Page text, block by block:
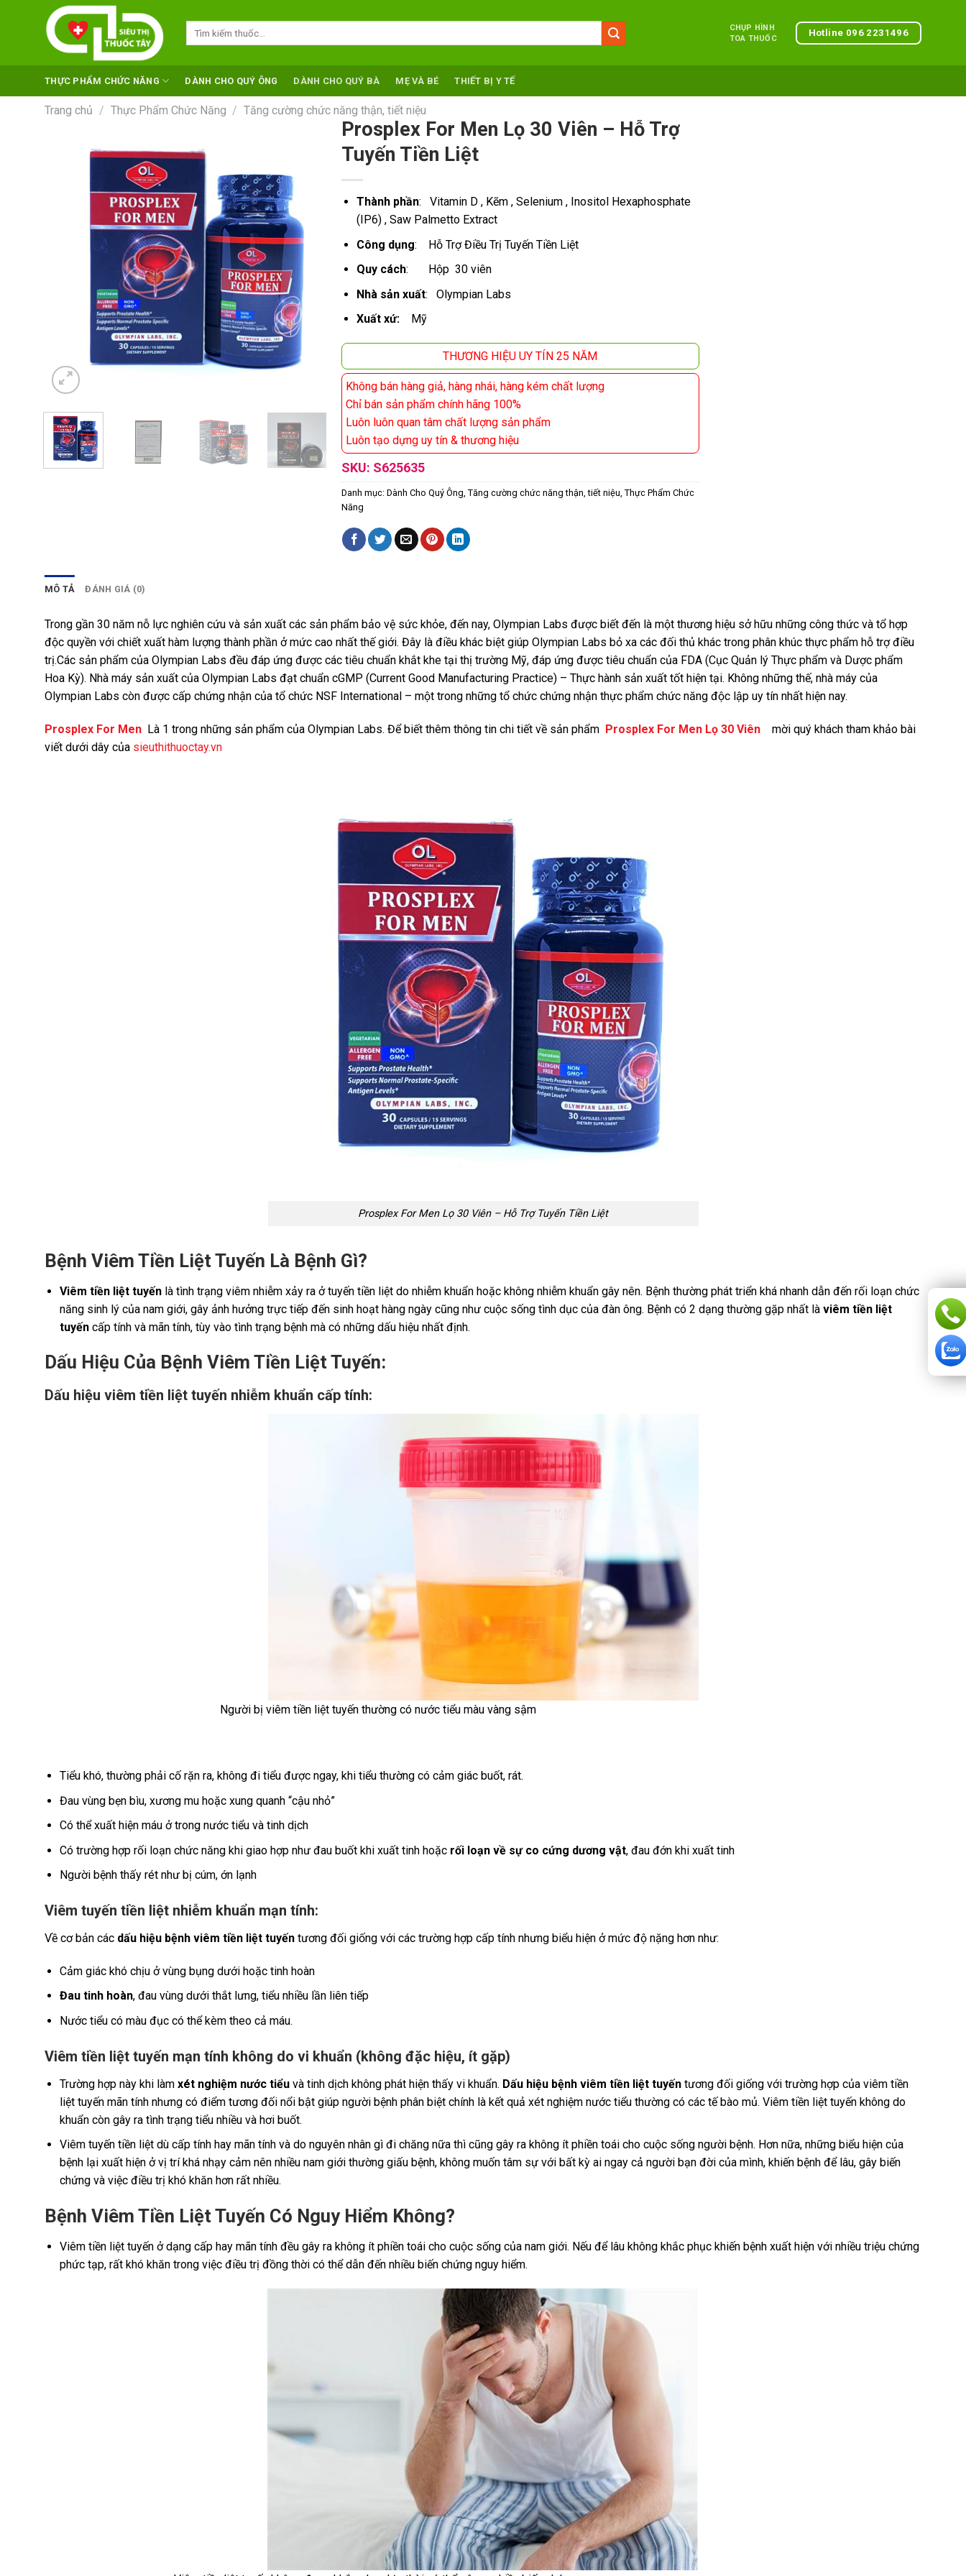
CHỤP HÌNH
TOA THUỐC
Hotline 096 2231496
THỰC PHẨM CHỨC NĂNG DÀNH CHO QUÝ ÔNG DÀNH CHO QUÝ BÀ MẸ VÀ BÉ THIẾT BỊ Y TẾ
Trang chủ / Thực Phẩm Chức Năng / Tăng cường chức năng thận, tiết niệu
Prosplex For Men Lọ 30 Viên – Hỗ Trợ
Tuyến Tiền Liệt
Thành phần: Vitamin D , Kẽm , Selenium , Inositol Hexaphosphate
(IP6) , Saw Palmetto Extract
Công dụng: Hỗ Trợ Điều Trị Tuyến Tiền Liệt
Quy cách: Hộp 30 viên
Nhà sản xuất: Olympian Labs
Xuất xứ:Mỹ
THƯƠNG HIỆU UY TÍN 25 NĂM
Không bán hàng giả, hàng nhái, hàng kém chất lượng
Chỉ bán sản phẩm chính hãng 100%
Luôn luôn quan tâm chất lượng sản phẩm
Luôn tạo dựng uy tín & thương hiệu
SKU: S625635
Danh mục: Dành Cho Quý Ông, Tăng cường chức năng thận, tiết niệu, Thực Phẩm Chức
Năng
MÔ TẢ ĐÁNH GIÁ (0)
Trong gần 30 năm nỗ lực nghiên cứu và sản xuất các sản phẩm bảo vệ sức khỏe, đến nay, Olympian Labs được biết đến là một thương hiệu sở hữu những công thức và tổ hợp
độc quyền với chiết xuất hàm lượng thành phần ở mức cao nhất thế giới. Đây là điều khác biệt giúp Olympian Labs bỏ xa các đối thủ khác trong phân khúc thực phẩm hỗ trợ điều
trị.Các sản phẩm của Olympian Labs đều đáp ứng được các tiêu chuẩn khắt khe tại thị trường Mỹ, đáp ứng được tiêu chuẩn của FDA (Cục Quản lý Thực phẩm và Dược phẩm
Hoa Kỳ). Nhà máy sản xuất của Olympian Labs đạt chuẩn cGMP (Current Good Manufacturing Practice) – Thực hành sản xuất tốt hiện tại. Không những thế, nhà máy của
Olympian Labs còn được cấp chứng nhận của tổ chức NSF International – một trong những tổ chức chứng nhận thực phẩm chức năng độc lập uy tín nhất hiện nay.
Prosplex For Men Là 1 trong những sản phẩm của Olympian Labs. Để biết thêm thông tin chi tiết về sản phẩm Prosplex For Men Lọ 30 Viên
mời quý khách tham khảo bài
viết dưới dây của sieuthithuoctay.vn
Prosplex For Men Lọ 30 Viên – Hỗ Trợ Tuyến Tiền Liệt
Bệnh Viêm Tiền Liệt Tuyến Là Bệnh Gì?
Viêm tiền liệt tuyếnlà tình trạng viêm nhiễm xảy ra ở tuyến tiền liệt do nhiễm khuẩn hoặc không nhiễm khuẩn gây nên. Bệnh thường phát triển khá nhanh dẫn đến rối loạn chức
năng sinh lý của nam giới, gây ảnh hưởng trực tiếp đến sinh hoạt hàng ngày cũng như cuộc sống tình dục của đàn ông. Bệnh có 2 dạng thường gặp nhất là viêm tiền liệt
tuyếncấp tính và mãn tính, tùy vào tình trạng bệnh mà có những dấu hiệu nhất định.
Dấu Hiệu Của Bệnh Viêm Tiền Liệt Tuyến:
Dấu hiệu viêm tiền liệt tuyến nhiễm khuẩn cấp tính:
Người bị viêm tiền liệt tuyến thường có nước tiểu màu vàng sậm
Tiểu khó, thường phải cố rặn ra, không đi tiểu được ngay, khi tiểu thường có cảm giác buốt, rát.
Đau vùng bẹn bìu, xương mu hoặc xung quanh “cậu nhỏ”
Có thể xuất hiện máu ở trong nước tiểu và tinh dịch
Có trường hợp rối loạn chức năng khi giao hợp như đau buốt khi xuất tinh hoặc rối loạn về sự co cứng dương vật, đau đớn khi xuất tinh
Người bệnh thấy rét như bị cúm, ớn lạnh
Viêm tuyến tiền liệt nhiễm khuẩn mạn tính:
Về cơ bản các dấu hiệu bệnh viêm tiền liệt tuyến tương đối giống với các trường hợp cấp tính nhưng biểu hiện ở mức độ nặng hơn như:
Cảm giác khó chịu ở vùng bụng dưới hoặc tinh hoàn
Đau tinh hoàn, đau vùng dưới thắt lưng, tiểu nhiều lần liên tiếp
Nước tiểu có màu đục có thể kèm theo cả máu.
Viêm tiền liệt tuyến mạn tính không do vi khuẩn (không đặc hiệu, ít gặp)
Trường hợp này khi làm xét nghiệm nước tiểuvà tinh dịch không phát hiện thấy vi khuẩn. Dấu hiệu bệnh viêm tiền liệt tuyếntương đối giống với trường hợp của viêm tiền
liệt tuyến mãn tính nhưng có điểm tương đối nổi bật giúp người bệnh phân biệt chính là kết quả xét nghiệm nước tiểu thường có các tế bào mủ. Viêm tiền liệt tuyến không do
khuẩn còn gây ra tình trạng tiểu nhiều và hơi buốt.
Viêm tuyến tiền liệt dù cấp tính hay mãn tính và do nguyên nhân gì đi chăng nữa thì cũng gây ra không ít phiền toái cho cuộc sống người bệnh. Hơn nữa, những biểu hiện của
bệnh lại xuất hiện ở vị trí khá nhạy cảm nên nhiều nam giới thường giấu bệnh, không muốn tâm sự với bất kỳ ai ngay cả người bạn đời của mình, khiến bệnh để lâu, gây biến
chứng và việc điều trị khó khăn hơn rất nhiều.
Bệnh Viêm Tiền Liệt Tuyến Có Nguy Hiểm Không?
Viêm tiền liệt tuyến ở dạng cấp hay mãn tính đều gây ra không ít phiền toái cho cuộc sống của nam giới. Nếu để lâu không khắc phục khiến bệnh xuất hiện với nhiều triệu chứng
phức tạp, rất khó khăn trong việc điều trị đồng thời có thể dẫn đến nhiều biến chứng nguy hiểm.